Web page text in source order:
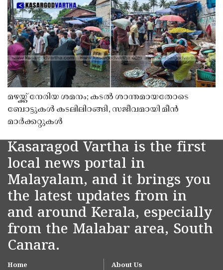
മഴയ്ക്ക് നേരിയ ശമനം; കടൽ ശാന്തമായതോടെ
ബോട്ടുകൾ കടലിലിറങ്ങി, സജീവമായി മീൻ
മാർക്കറ്റുകൾ
Kasaragod Vartha is the first
local news portal in
Malayalam, and it brings you
the latest updates from in
and around Kerala, especially
from the Malabar area, South
Canara.
Home About Us